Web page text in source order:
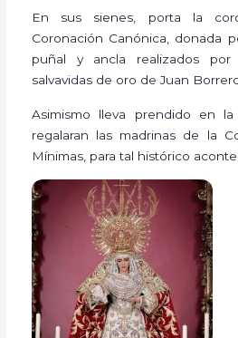
En sus sienes, porta la
Coronación Canónica, donada
puñal y ancla realizados por
salvavidas de oro de Juan
Asimismo lleva prendido en
regalaran las madrinas de la
Mínimas, para tal histórico